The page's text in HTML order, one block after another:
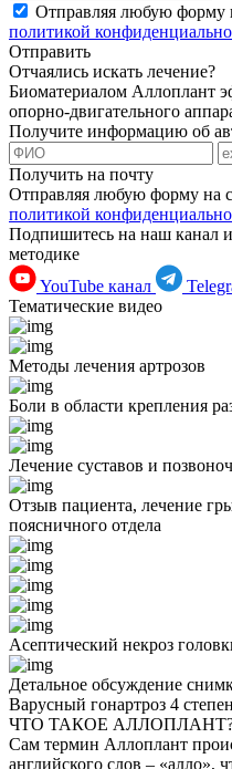
Отправляя любую форму
политикой
Отправить
Отчаялись искать лечение?
Биоматериалом Аллоплант
опорно-двигательного
Получите информацию об
Получить на почту
Отправляя любую форму на
политикой
Подпишитесь на наш канал
методике
YouTube канал
Тематические видео
Методы лечения артрозов
Боли в области крепления
Лечение суставов и
Отзыв пациента, лечение
поясничного отдела
Асептический некроз
Детальное обсуждение
Варусный гонартроз 4
ЧТО ТАКОЕ
Сам термин Аллоплант
английского слов – «алло»,